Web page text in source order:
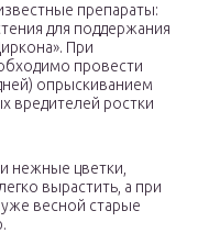
препараты:
для поддержания
При
провести
опрыскиванием
вредителей ростки
нежные цветки,
вырастить, а при
весной старые